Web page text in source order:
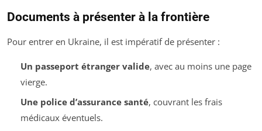
Documents à présenter à la frontière
Pour entrer en Ukraine, il est impératif de présenter :
Un passeport étranger valide, avec au moins une page
vierge.
Une police d’assurance santé, couvrant les frais
médicaux éventuels.